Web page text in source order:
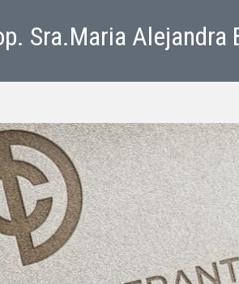
Sra.Maria Alejandra